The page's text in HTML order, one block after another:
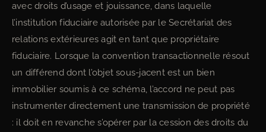
avec droits d’usage et jouissance, dans laquelle
l’institution fiduciaire autorisée par le Secrétariat des
relations extérieures agit en tant que propriétaire
fiduciaire. Lorsque la convention transactionnelle résout
un différend dont l’objet sous-jacent est un bien
immobilier soumis à ce schéma, l’accord ne peut pas
instrumenter directement une transmission de propriété
: il doit en revanche s’opérer par la cession des droits du